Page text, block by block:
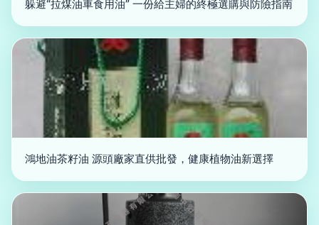
躲避“拉煤油車食用油” 一份給主婦的終極選購與防險指南
鴻地油茶籽油 源頭廠家直供批發，健康植物油新選擇